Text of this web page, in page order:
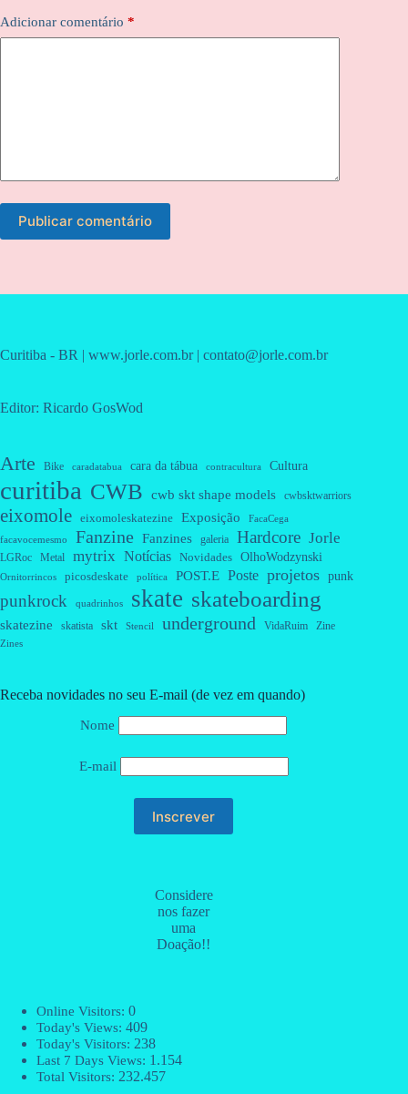
Adicionar comentário *
Publicar comentário
Curitiba - BR | www.jorle.com.br | contato@jorle.com.br
Editor: Ricardo GosWod
Arte Bike caradatabua cara da tábua contracultura Cultura
curitiba CWB cwb skt shape models cwbsktwarriors
eixomole eixomoleskatezine Exposição FacaCega
facavocemesmo Fanzine Fanzines galeria Hardcore Jorle
LGRoc Metal mytrix Notícias Novidades OlhoWodzynski
Ornitorrincos picosdeskate política POST.E Poste projetos punk
punkrock quadrinhos skate skateboarding
skatezine skatista skt Stencil underground VidaRuim Zine
Zines
Receba novidades no seu E-mail (de vez em quando)
Nome
E-mail
Considere
nos fazer
uma
Doação!!
Online Visitors: 0
Today's Views: 409
Today's Visitors: 238
Last 7 Days Views: 1.154
Total Visitors: 232.457